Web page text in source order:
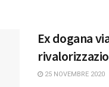
Ex dogana
25 NOVEMBRE 2020